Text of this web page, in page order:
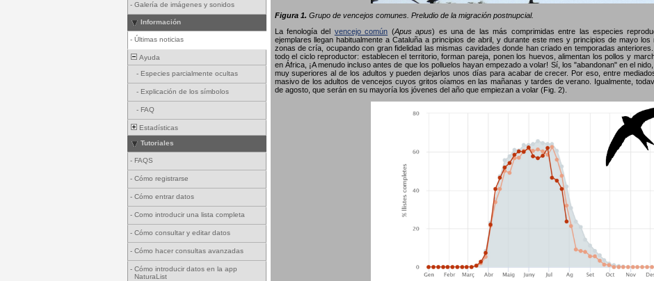
- Galería de imágenes y sonidos
Información
- Últimas noticias
Ayuda
- Especies parcialmente ocultas
- Explicación de los símbolos
- FAQ
Estadísticas
Tutoriales
- FAQS
- Cómo registrarse
- Cómo entrar datos
- Como introducir una lista completa
- Cómo consultar y editar datos
- Cómo hacer consultas avanzadas
- Cómo introducir datos en la app
NaturaList
Figura 1. Grupo de vencejos comunes. Preludio de la migración postnupcial.
La fenología del vencejo común (Apus apus) es una de las más comprimidas entre las especies
ejemplares llegan habitualmente a Cataluña a principios de abril, y durante este mes y principios de mayo
zonas de cría, ocupando con gran fidelidad las mismas cavidades donde han criado en temporadas
todo el ciclo reproductor: establecen el territorio, forman pareja, ponen los huevos, alimentan los pollos y
en África, ¡A menudo incluso antes de que los polluelos hayan empezado a volar! Sí, los "abandonan" en el
muy superiores al de los adultos y pueden dejarlos unos días para acabar de crecer. Por eso, entre
masivo de los adultos de vencejos cuyos gritos oíamos en las mañanas y tardes de verano. Igualmente,
de agosto, que serán en su mayoría los jóvenes del año que empiezan a volar (Fig. 2).